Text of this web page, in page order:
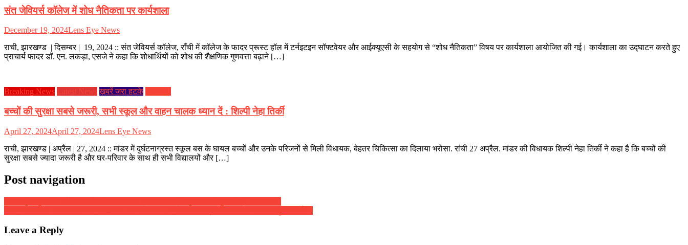
संत जेवियर्स कॉलेज में शोध नैतिकता पर कार्यशाला
December 19, 2024Lens Eye News
राची, झारखण्ड | दिसम्बर | 19, 2024 :: संत जेवियर्स कॉलेज, राँची में कॉलेज के फादर प्रूस्ट हॉल में टर्नइटइन सॉफ्टवेयर और आईक्यूएसी के सहयोग से “शोध नैतिकता” विषय पर कार्यशाला आयोजित की गई। कार्यशाला का उद्घाटन करते हुए
प्राचार्य फादर डॉ. एन. लकड़ा, एसजे ने कहा कि शोधार्थियों को शोध की शैक्षणिक गुणवत्ता बढ़ाने […]
Breaking News Latest News ख़बरें जरा हटके
बच्चों की सुरक्षा सबसे जरूरी, सभी स्कूल और वाहन चालक ध्यान दें : शिल्पी नेहा तिर्की
April 27, 2024April 27, 2024Lens Eye News
राची, झारखण्ड | अप्रैल | 27, 2024 :: मांडर में दुर्घटनाग्रस्त स्कूल बस के घायल बच्चों और उनके परिजनों से मिली विधायक, बेहतर चिकित्सा का दिलाया भरोसा. रांची 27 अप्रैल. मांडर की विधायक शिल्पी नेहा तिर्की ने कहा है कि बच्चों की
सुरक्षा सबसे ज्यादा जरूरी है और घर-परिवार के साथ ही सभी विद्यालयों और […]
Post navigation
Leave a Reply